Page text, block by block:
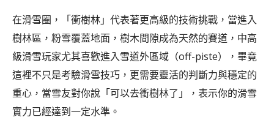
在滑雪圈，「衝樹林」代表著更高級的技術挑戰，當進入
樹林區，粉雪覆蓋地面，樹木間隙成為天然的賽道，中高
級滑雪玩家尤其喜歡進入雪道外區域（off-piste），畢竟
這裡不只是考驗滑雪技巧，更需要靈活的判斷力與穩定的
重心，當雪友對你說「可以去衝樹林了」，表示你的滑雪
實力已經達到一定水準。